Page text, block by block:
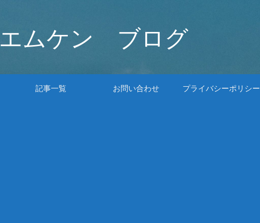
エムケン ブログ
記事一覧 お問い合わせ プライバシーポリシー